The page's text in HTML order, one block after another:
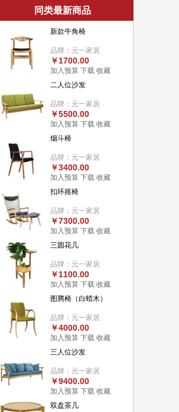
同类最新商品
新款牛角椅
品牌：元一家居
￥1700.00
加入预算 下载 收藏
二人位沙发
品牌：元一家居
￥5500.00
加入预算 下载 收藏
烟斗椅
品牌：元一家居
￥3400.00
加入预算 下载 收藏
扣环摇椅
品牌：元一家居
￥7300.00
加入预算 下载 收藏
三圆花几
品牌：元一家居
￥1100.00
加入预算 下载 收藏
图腾椅（白蜡木）
品牌：元一家居
￥4000.00
加入预算 下载 收藏
三人位沙发
品牌：元一家居
￥9400.00
加入预算 下载 收藏
双盘茶几